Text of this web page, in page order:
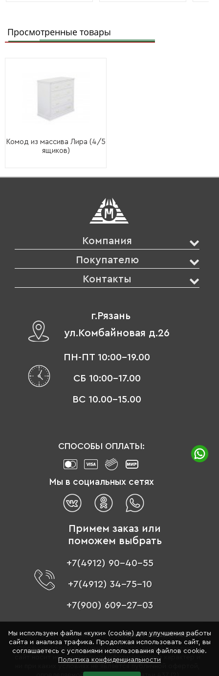
Просмотренные товары
Комод из массива Лира (4/5
ящиков)
Компания
Покупателю
Контакты
г.Рязань
ул.Комбайновая д.26
ПН-ПТ 10:00-19.00
СБ 10:00-17.00
ВС 10.00-15.00
СПОСОБЫ ОПЛАТЫ:
Мы в социальных сетях
Примем заказ или
поможем выбрать
+7(4912) 90-40-55
+7(4912) 34-75-10
+7(900) 609-27-03
© 1996 - 2026 «Цвет мебели» –интернет-магазин мебели
Обращаем ваше внимание на то, что данный интернет-
сайт носит исключительно информационный характер и
Мы используем файлы «куки» (cookie) для улучшения работы
сайта и анализа трафика. Продолжая использовать сайт, вы
соглашаетесь с условиями использования файлов cookie.
Политика конфиденциальности